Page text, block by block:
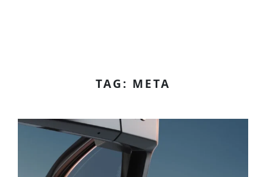
TAG: META